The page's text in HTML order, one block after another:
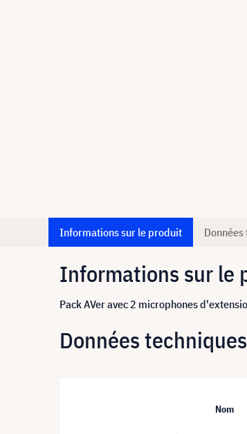
Informations sur le produit
Informations sur le
Pack AVer avec 2 microphones
Données techniques
Nom